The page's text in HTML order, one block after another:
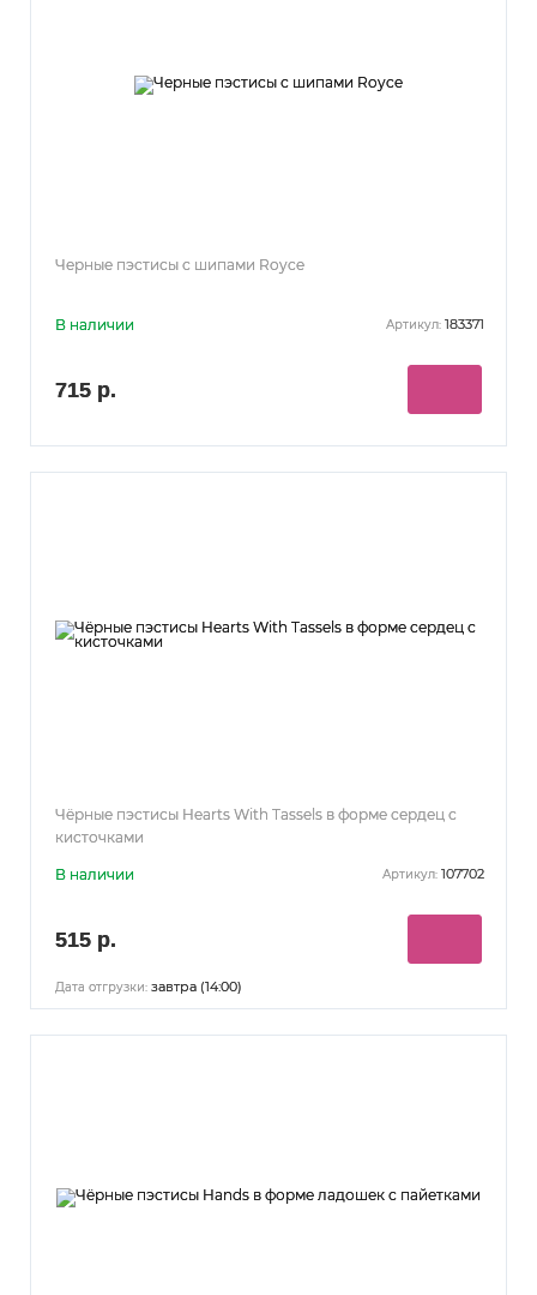
Черные пэстисы с шипами Royce
В наличии Артикул: 183371
715 р.
Чёрные пэстисы Hearts With Tassels в форме сердец с
кисточками
В наличии Артикул: 107702
515 р.
Дата отгрузки: завтра (14:00)